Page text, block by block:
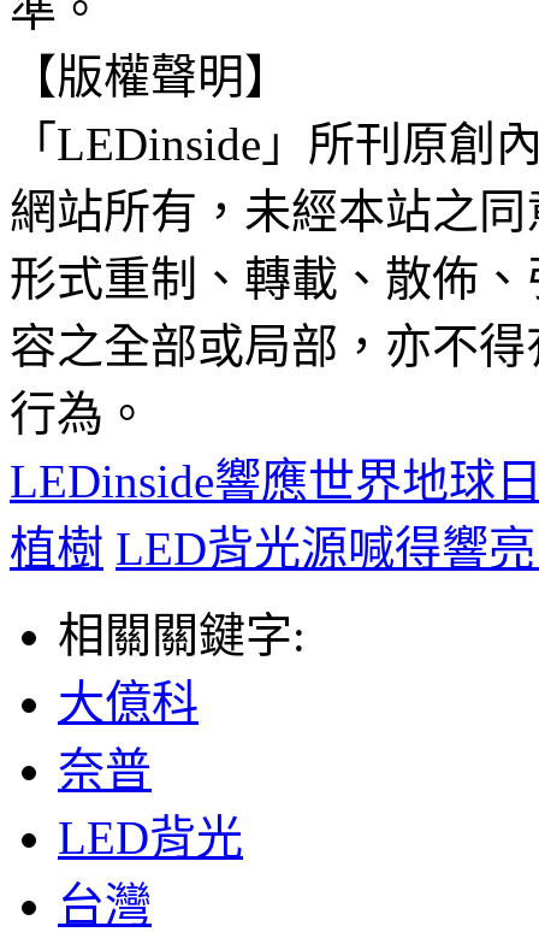
【版權聲明】
「LEDinside」所刊原創
網站所有，未經本站之
形式重制、轉載、散佈
容之全部或局部，亦不
行為。
LEDinside響應世界地球
植樹 LED背光源喊得響
相關關鍵字:
大億科
奈普
LED背光
台灣